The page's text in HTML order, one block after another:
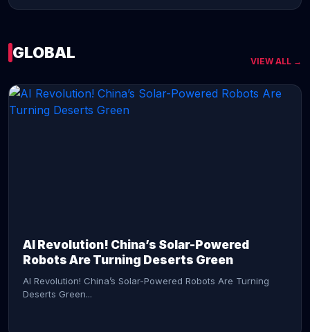
GLOBAL VIEW ALL →
AI Revolution! China’s Solar-Powered
Robots Are Turning Deserts Green
AI Revolution! China’s Solar-Powered Robots Are Turning
Deserts Green...